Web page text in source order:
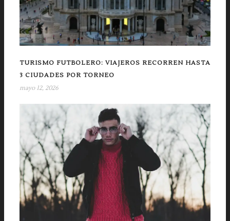
TURISMO FUTBOLERO: VIAJEROS RECORREN HASTA
3 CIUDADES POR TORNEO
mayo 12, 2026